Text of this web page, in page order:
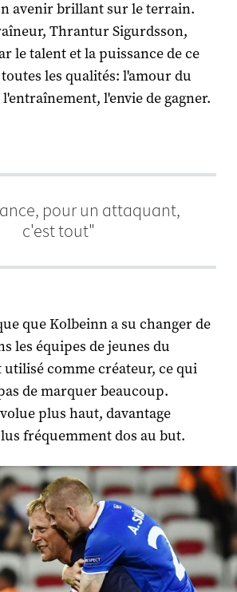
avenir brillant sur le terrain.
Thrantur Sigurdsson,
le talent et la puissance de ce
les qualités: l'amour du
l'envie de gagner.
pour un attaquant,
c'est tout"
que Kolbeinn a su changer de
les équipes de jeunes du
comme créateur, ce qui
de marquer beaucoup.
plus haut, davantage
fréquemment dos au but.